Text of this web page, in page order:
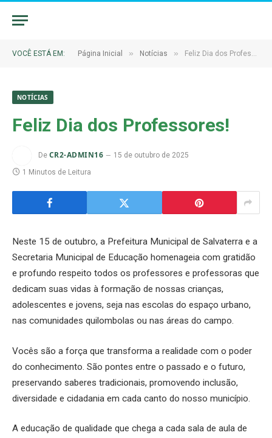
VOCÊ ESTÁ EM: Página Inicial » Notícias » Feliz Dia dos Professores!
NOTÍCIAS
Feliz Dia dos Professores!
De CR2-ADMIN16
15 de outubro de 2025
1 Minutos de Leitura
Neste 15 de outubro, a Prefeitura Municipal de Salvaterra e a
Secretaria Municipal de Educação homenageia com gratidão
e profundo respeito todos os professores e professoras que
dedicam suas vidas à formação de nossas crianças,
adolescentes e jovens, seja nas escolas do espaço urbano,
nas comunidades quilombolas ou nas áreas do campo.
Vocês são a força que transforma a realidade com o poder
do conhecimento. São pontes entre o passado e o futuro,
preservando saberes tradicionais, promovendo inclusão,
diversidade e cidadania em cada canto do nosso município.
A educação de qualidade que chega a cada sala de aula de